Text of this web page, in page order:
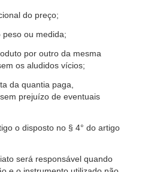
do preço;
ou medida;
por outro da mesma
os aludidos vícios;
da quantia paga,
prejuízo de eventuais
o disposto no § 4° do artigo
será responsável quando